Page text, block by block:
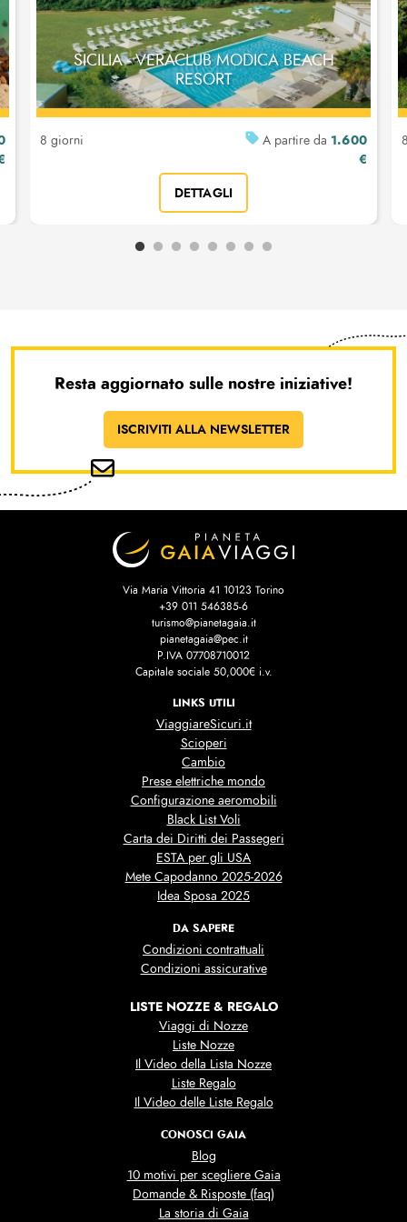
SICILIA - VERACLUB MODICA BEACH
RESORT
8 giorni A partire da 1.600
€
DETTAGLI
Resta aggiornato sulle nostre iniziative!
ISCRIVITI ALLA NEWSLETTER
Via Maria Vittoria 41 10123 Torino
+39 011 546385-6
turismo@pianetagaia.it
pianetagaia@pec.it
P.IVA 07708710012
Capitale sociale 50,000€ i.v.
LINKS UTILI
ViaggiareSicuri.it
Scioperi
Cambio
Prese elettriche mondo
Configurazione aeromobili
Black List Voli
Carta dei Diritti dei Passegeri
ESTA per gli USA
Mete Capodanno 2025-2026
Idea Sposa 2025
DA SAPERE
Condizioni contrattuali
Condizioni assicurative
LISTE NOZZE & REGALO
Viaggi di Nozze
Liste Nozze
Il Video della Lista Nozze
Liste Regalo
Il Video delle Liste Regalo
CONOSCI GAIA
Blog
10 motivi per scegliere Gaia
Domande & Risposte (faq)
La storia di Gaia